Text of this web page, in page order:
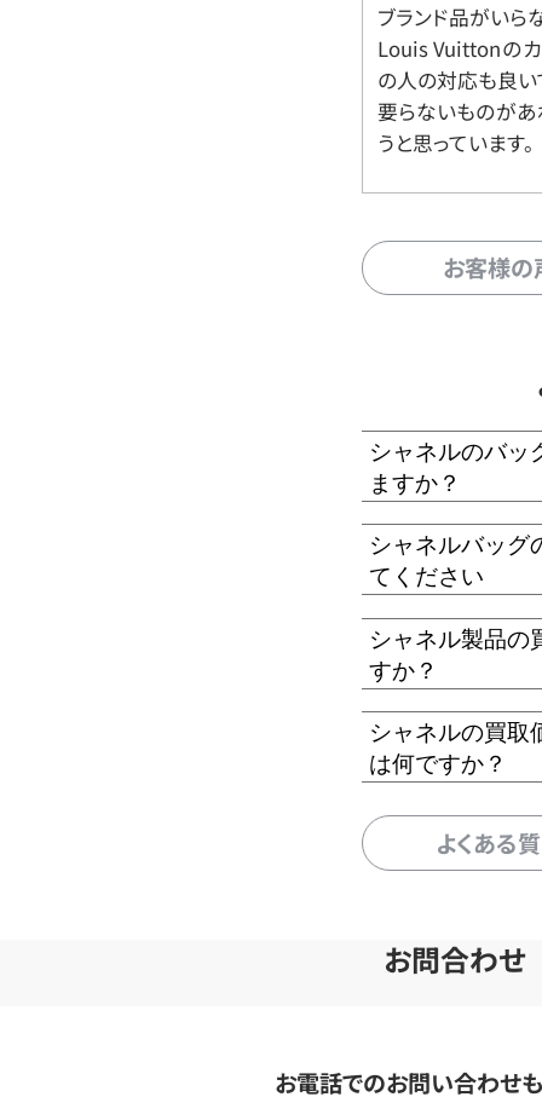
ブランド品がいら
Louis Vuittonの
の人の対応も良い
要らないものがあ
うと思っています。
お客様
シャネルのバッ
ますか？
シャネルバッグ
てください
シャネル製品の
すか？
シャネルの買取
は何ですか？
よくある
お問合わせ
お電話でのお問い合わせ